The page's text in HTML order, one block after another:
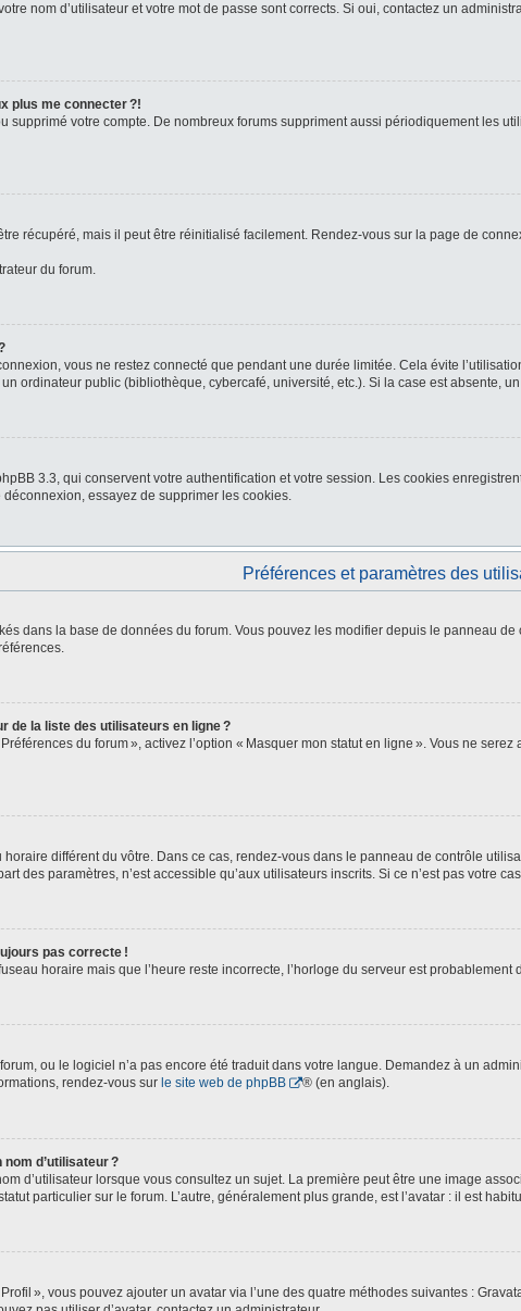
nom d’utilisateur et votre mot de passe sont corrects. Si oui, contactez un
plus me connecter ?!
supprimé votre compte. De nombreux forums suppriment aussi périodiquement les
récupéré, mais il peut être réinitialisé facilement. Rendez-vous sur la page de
du forum.
vous ne restez connecté que pendant une durée limitée. Cela évite
ordinateur public (bibliothèque, cybercafé, université, etc.). Si la case est absente,
3.3, qui conservent votre authentification et votre session. Les cookies
essayez de supprimer les cookies.
Préférences et paramètres des
dans la base de données du forum. Vous pouvez les modifier depuis le panneau
de la liste des utilisateurs en ligne ?
du forum », activez l’option « Masquer mon statut en ligne ». Vous ne
horaire différent du vôtre. Dans ce cas, rendez-vous dans le panneau de contrôle
des paramètres, n’est accessible qu’aux utilisateurs inscrits. Si ce n’est pas votre
pas correcte !
horaire mais que l’heure reste incorrecte, l’horloge du serveur est
ou le logiciel n’a pas encore été traduit dans votre langue. Demandez à un
rendez-vous sur le site web de phpBB ® (en anglais).
d’utilisateur ?
d’utilisateur lorsque vous consultez un sujet. La première peut être une image
particulier sur le forum. L’autre, généralement plus grande, est l’avatar : il est
», vous pouvez ajouter un avatar via l’une des quatre méthodes suivantes :